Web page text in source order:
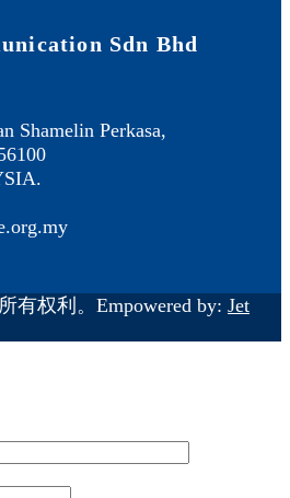
Sdn Bhd
Shamelin Perkasa,
有权利。Empowered by: Jet